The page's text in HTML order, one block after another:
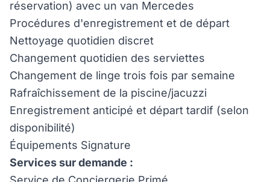
réservation) avec un van Mercedes
Procédures d'enregistrement et de départ
Nettoyage quotidien discret
Changement quotidien des serviettes
Changement de linge trois fois par semaine
Rafraîchissement de la piscine/jacuzzi
Enregistrement anticipé et départ tardif (selon
disponibilité)
Équipements Signature
Services sur demande :